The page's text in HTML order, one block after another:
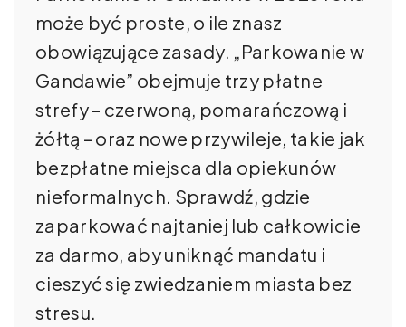
może być proste, o ile znasz
obowiązujące zasady. „Parkowanie w
Gandawie” obejmuje trzy płatne
strefy – czerwoną, pomarańczową i
żółtą – oraz nowe przywileje, takie jak
bezpłatne miejsca dla opiekunów
nieformalnych. Sprawdź, gdzie
zaparkować najtaniej lub całkowicie
za darmo, aby uniknąć mandatu i
cieszyć się zwiedzaniem miasta bez
stresu.